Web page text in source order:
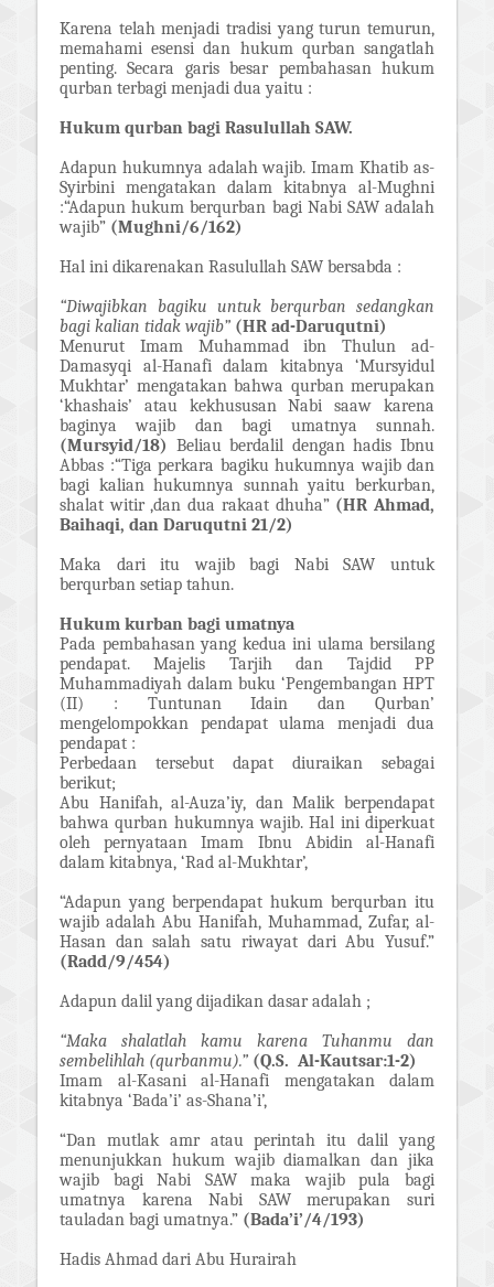
Karena telah menjadi tradisi yang turun temurun,
memahami esensi dan hukum qurban sangatlah
penting. Secara garis besar pembahasan hukum
qurban terbagi menjadi dua yaitu :
Hukum qurban bagi Rasulullah SAW.
Adapun hukumnya adalah wajib. Imam Khatib as-
Syirbini mengatakan dalam kitabnya al-Mughni
:“Adapun hukum berqurban bagi Nabi SAW adalah
wajib” (Mughni/6/162)
Hal ini dikarenakan Rasulullah SAW bersabda :
“Diwajibkan bagiku untuk berqurban sedangkan
bagi kalian tidak wajib” (HR ad-Daruqutni)
Menurut Imam Muhammad ibn Thulun ad-
Damasyqi al-Hanafi dalam kitabnya ‘Mursyidul
Mukhtar’ mengatakan bahwa qurban merupakan
‘khashais’ atau kekhususan Nabi saaw karena
baginya wajib dan bagi umatnya sunnah.
(Mursyid/18) Beliau berdalil dengan hadis Ibnu
Abbas :“Tiga perkara bagiku hukumnya wajib dan
bagi kalian hukumnya sunnah yaitu berkurban,
shalat witir ,dan dua rakaat dhuha” (HR Ahmad,
Baihaqi, dan Daruqutni 21/2)
Maka dari itu wajib bagi Nabi SAW untuk
berqurban setiap tahun.
Hukum kurban bagi umatnya
Pada pembahasan yang kedua ini ulama bersilang
pendapat. Majelis Tarjih dan Tajdid PP
Muhammadiyah dalam buku ‘Pengembangan HPT
(II) : Tuntunan Idain dan Qurban’
mengelompokkan pendapat ulama menjadi dua
pendapat :
Perbedaan tersebut dapat diuraikan sebagai
berikut;
Abu Hanifah, al-Auza’iy, dan Malik berpendapat
bahwa qurban hukumnya wajib. Hal ini diperkuat
oleh pernyataan Imam Ibnu Abidin al-Hanafi
dalam kitabnya, ‘Rad al-Mukhtar’,
“Adapun yang berpendapat hukum berqurban itu
wajib adalah Abu Hanifah, Muhammad, Zufar, al-
Hasan dan salah satu riwayat dari Abu Yusuf.”
(Radd/9/454)
Adapun dalil yang dijadikan dasar adalah ;
“Maka shalatlah kamu karena Tuhanmu dan
sembelihlah (qurbanmu).” (Q.S. Al-Kautsar:1-2)
Imam al-Kasani al-Hanafi mengatakan dalam
kitabnya ‘Bada’i’ as-Shana’i’,
“Dan mutlak amr atau perintah itu dalil yang
menunjukkan hukum wajib diamalkan dan jika
wajib bagi Nabi SAW maka wajib pula bagi
umatnya karena Nabi SAW merupakan suri
tauladan bagi umatnya.” (Bada’i’/4/193)
Hadis Ahmad dari Abu Hurairah